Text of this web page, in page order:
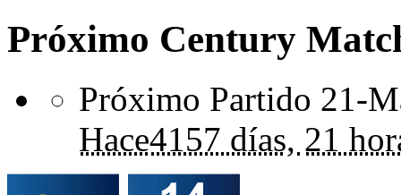
Próximo Century
Próximo Partido 21-
Hace4157 días, 21